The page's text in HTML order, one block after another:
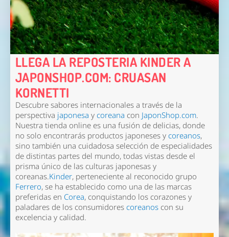
LLEGA LA REPOSTERIA KINDER A
JAPONSHOP.COM: CRUASAN
KORNETTI
Descubre sabores internacionales a través de la
perspectiva japonesa ycoreana con JaponShop.com.
Nuestra tienda online es una fusión de delicias, donde
no solo encontrarás productos japoneses ycoreanos,
sino también una cuidadosa selección de especialidades
de distintas partes del mundo, todas vistas desde el
prisma único de las culturas japonesas y
coreanas.Kinder, perteneciente al reconocido grupo
Ferrero, se ha establecido como una de las marcas
preferidas en Corea, conquistando los corazones y
paladares de los consumidorescoreanoscon su
excelencia y calidad.